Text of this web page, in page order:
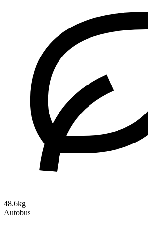
48.6kg
Autobus